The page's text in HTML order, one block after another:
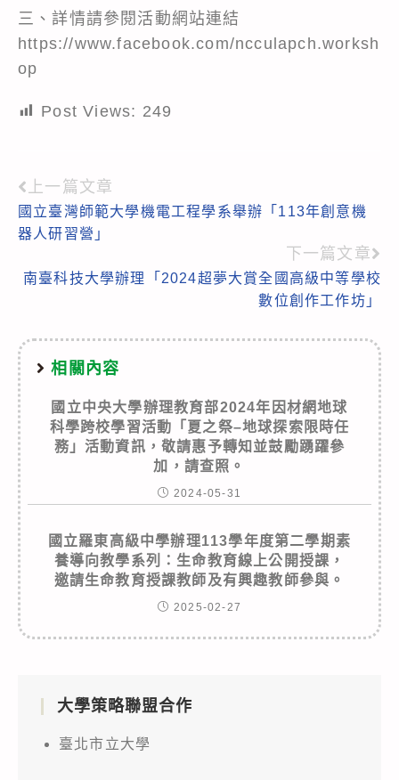
三、詳情請參閱活動網站連結
https://www.facebook.com/ncculapch.worksh
op
Post Views: 249
Read
more
上一篇文章
國立臺灣師範大學機電工程學系舉辦「113年創意機
器人研習營」
下一篇文章
南臺科技大學辦理「2024超夢大賞全國高級中等學校
數位創作工作坊」
相關內容
國立中央大學辦理教育部2024年因材網地球
科學跨校學習活動「夏之祭–地球探索限時任
務」活動資訊，敬請惠予轉知並鼓勵踴躍參
加，請查照。
2024-05-31
國立羅東高級中學辦理113學年度第二學期素
養導向教學系列：生命教育線上公開授課，
邀請生命教育授課教師及有興趣教師參與。
2025-02-27
大學策略聯盟合作
臺北市立大學